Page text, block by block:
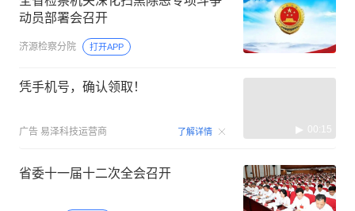
动员部署会召开
济源检察分院 打开APP
凭手机号，确认领取！
广告 易泽科技运营商 了解详情 00:15
省委十一届十二次全会召开